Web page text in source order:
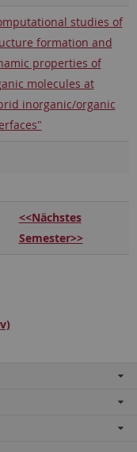
studies of
formation and
properties of
molecules at
inorganic/organic
<<Nächstes
Semester>>